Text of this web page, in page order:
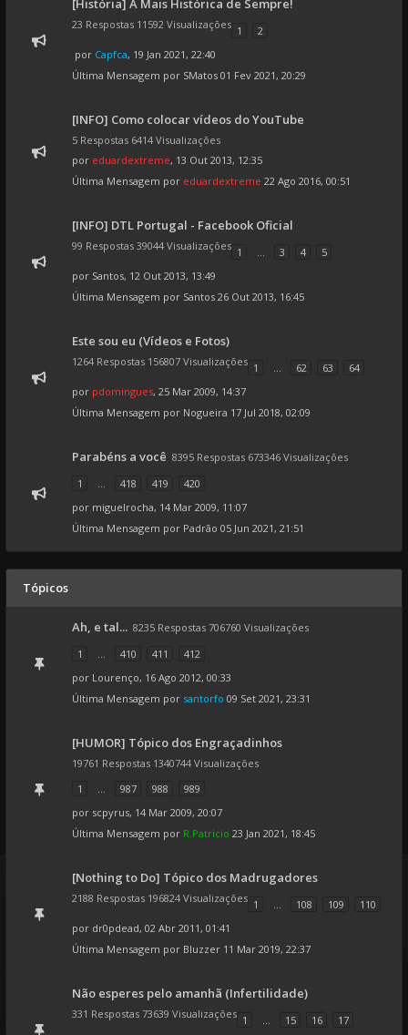
[História] A Mais Histórica de Sempre!
23 Respostas 11592 Visualizações 1
2
por Capfca, 19 Jan 2021, 22:40
Última Mensagem por SMatos 01 Fev 2021, 20:29
[INFO] Como colocar vídeos do YouTube
5 Respostas 6414 Visualizações
por eduardextreme, 13 Out 2013, 12:35
Última Mensagem por eduardextreme 22 Ago 2016, 00:51
[INFO] DTL Portugal - Facebook Oficial
99 Respostas 39044 Visualizações 1 ... 3 4
5
por Santos, 12 Out 2013, 13:49
Última Mensagem por Santos 26 Out 2013, 16:45
Este sou eu (Vídeos e Fotos)
1264 Respostas 156807 Visualizações 1 ... 62 63
64
por pdomingues, 25 Mar 2009, 14:37
Última Mensagem por Nogueira 17 Jul 2018, 02:09
Parabéns a você 8395 Respostas 673346 Visualizações
1
... 418 419
420
por miguelrocha, 14 Mar 2009, 11:07
Última Mensagem por Padrão 05 Jun 2021, 21:51
Tópicos
Ah, e tal... 8235 Respostas 706760 Visualizações
1
... 410 411
412
por Lourenço, 16 Ago 2012, 00:33
Última Mensagem por santorfo 09 Set 2021, 23:31
[HUMOR] Tópico dos Engraçadinhos
19761 Respostas 1340744 Visualizações
1
... 987 988
989
por scpyrus, 14 Mar 2009, 20:07
Última Mensagem por R.Patricio 23 Jan 2021, 18:45
[Nothing to Do] Tópico dos Madrugadores
2188 Respostas 196824 Visualizações 1 ... 108 109
110
por dr0pdead, 02 Abr 2011, 01:41
Última Mensagem por Bluzzer 11 Mar 2019, 22:37
Não esperes pelo amanhã (Infertilidade)
331 Respostas 73639 Visualizações 1 ... 15 16 17